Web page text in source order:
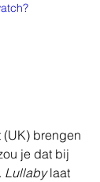
(UK) brengen
je dat bij
Lullaby laat